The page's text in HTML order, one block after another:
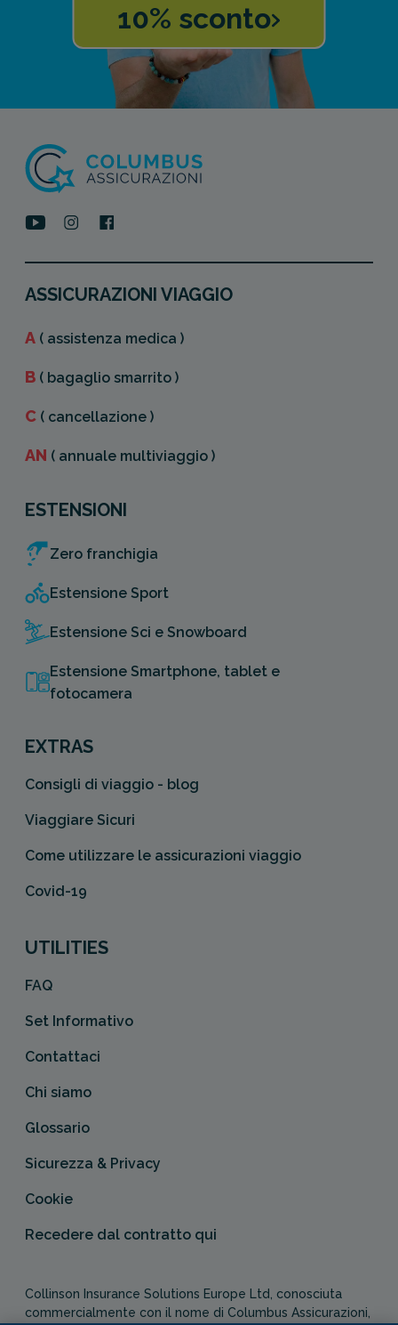
10% sconto
ASSICURAZIONI VIAGGIO
A ( assistenza medica )
B ( bagaglio smarrito )
C ( cancellazione )
AN ( annuale multiviaggio )
ESTENSIONI
Zero franchigia
Estensione Sport
Estensione Sci e Snowboard
Estensione Smartphone, tablet e
fotocamera
EXTRAS
Consigli di viaggio - blog
Viaggiare Sicuri
Come utilizzare le assicurazioni viaggio
Covid-19
UTILITIES
FAQ
Set Informativo
Contattaci
Chi siamo
Glossario
Sicurezza & Privacy
Cookie
Recedere dal contratto qui
Collinson Insurance Solutions Europe Ltd, conosciuta
commercialmente con il nome di Columbus Assicurazioni,